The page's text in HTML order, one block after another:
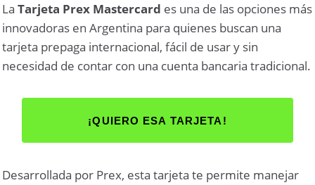
LaTarjeta Prex Mastercard es una de las opciones más
innovadoras en Argentina para quienes buscan una
tarjeta prepaga internacional, fácil de usar y sin
necesidad de contar con una cuenta bancaria tradicional.
¡QUIERO ESA TARJETA!
Desarrollada por Prex, esta tarjeta te permite manejar